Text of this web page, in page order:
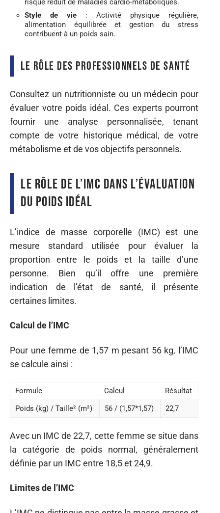
Style de vie : Activité physique régulière,
alimentation équilibrée et gestion du stress
contribuent à un poids sain.
Le rôle des professionnels de santé
Consultez un nutritionniste ou un médecin pour
évaluer votre poids idéal. Ces experts pourront
fournir une analyse personnalisée, tenant
compte de votre historique médical, de votre
métabolisme et de vos objectifs personnels.
Le rôle de l’IMC dans l’évaluation
du poids idéal
L’indice de masse corporelle (IMC) est une
mesure standard utilisée pour évaluer la
proportion entre le poids et la taille d’une
personne. Bien qu’il offre une première
indication de l’état de santé, il présente
certaines limites.
Calcul de l’IMC
Pour une femme de 1,57 m pesant 56 kg, l’IMC
se calcule ainsi :
Formule Calcul
Résultat
Poids (kg) / Taille² (m²)
56 / (1,57*1,57) 22,7
Avec un IMC de 22,7, cette femme se situe dans
la catégorie de poids normal, généralement
définie par un IMC entre 18,5 et 24,9.
Limites de l’IMC